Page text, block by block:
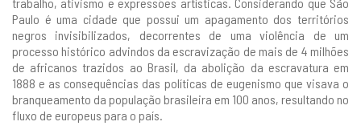
Paulo é uma cidade que possui um apagamento dos territórios
negros invisibilizados, decorrentes de uma violência de um
processo histórico advindos da escravização de mais de 4 milhões
de africanos trazidos ao Brasil, da abolição da escravatura em
1888 e as consequências das políticas de eugenismo que visava o
branqueamento da população brasileira em 100 anos, resultando no
fluxo de europeus para o país.